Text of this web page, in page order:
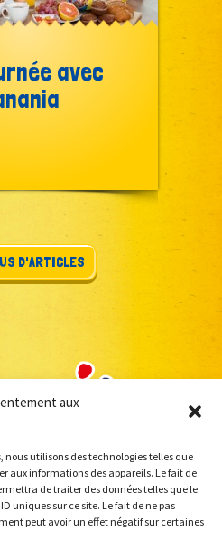
aux
nous utilisons des technologies telles que
aux informations des appareils. Le fait de
de traiter des données telles que le
uniques sur ce site. Le fait de ne pas
peut avoir un effet négatif sur certaines
avec
D'ARTICLES